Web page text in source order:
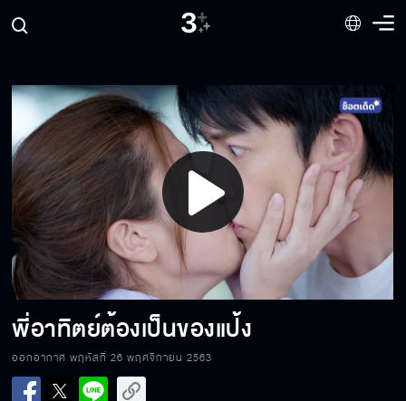
Play
Video
พี่อาทิตย์ต้องเป็นของแป้ง
ออกอากาศ พฤหัสที่ 26 พฤศจิกายน 2563
มึงเป็นบ้าอะไรวะเนี่ย
จะออกไปไหนก็ไปเลย
แป้งแค่อยากได้ยินเสียง